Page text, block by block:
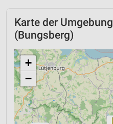
Karte der
(Bungsberg)
+
−